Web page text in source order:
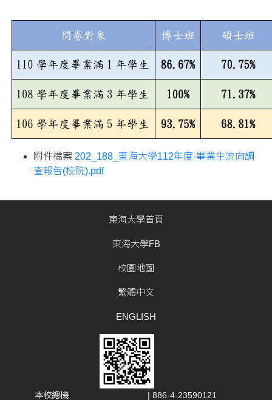
附件檔案 202_188_東海大學112年度-畢業生流向調
查報告(校院).pdf
東海大學首頁
東海大學FB
校園地圖
繁體中文
ENGLISH
本校總機 | 886-4-23590121